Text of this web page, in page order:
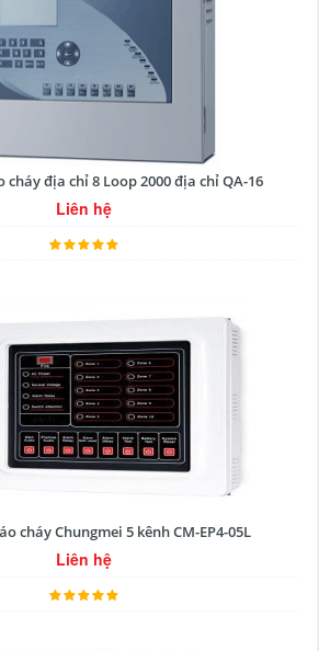
cháy địa chỉ 8 Loop 2000 địa chỉ QA-16
Liên hệ
cháy Chungmei 5 kênh CM-EP4-05L
Liên hệ